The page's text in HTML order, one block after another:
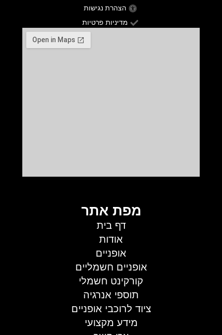
מפת אתר
דף בית
אודות
אופניים
אופניים חשמליים
קורקינט חשמלי
תוספי אנרגיה
ציוד לרוכבי אופניים
מידע מקצועי
הצהרת נגישות
מדיניות פרטיות